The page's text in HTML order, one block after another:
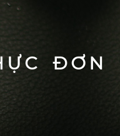
ĐƠN